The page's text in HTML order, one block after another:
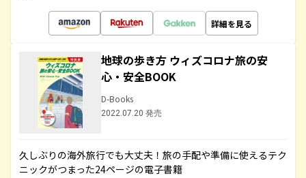
詳細を見る
地球の歩き方 ウィズコロナ旅の安
心・安全BOOK
D-Books
2022.07.20 発売
久しぶりの海外旅行でも大丈夫！旅の手配や準備に使えるテク
ニックがつまった24ページの電子書籍